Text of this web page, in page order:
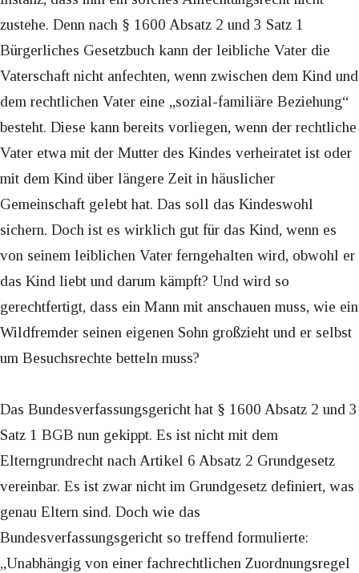
zustehe. Denn nach § 1600 Absatz 2 und 3 Satz 1
Bürgerliches Gesetzbuch kann der leibliche Vater die
Vaterschaft nicht anfechten, wenn zwischen dem Kind und
dem rechtlichen Vater eine „sozial-familiäre Beziehung“
besteht. Diese kann bereits vorliegen, wenn der rechtliche
Vater etwa mit der Mutter des Kindes verheiratet ist oder
mit dem Kind über längere Zeit in häuslicher
Gemeinschaft gelebt hat. Das soll das Kindeswohl
sichern. Doch ist es wirklich gut für das Kind, wenn es
von seinem leiblichen Vater ferngehalten wird, obwohl er
das Kind liebt und darum kämpft? Und wird so
gerechtfertigt, dass ein Mann mit anschauen muss, wie ein
Wildfremder seinen eigenen Sohn großzieht und er selbst
um Besuchsrechte betteln muss?
Das Bundesverfassungsgericht hat § 1600 Absatz 2 und 3
Satz 1 BGB nun gekippt. Es ist nicht mit dem
Elterngrundrecht nach Artikel 6 Absatz 2 Grundgesetz
vereinbar. Es ist zwar nicht im Grundgesetz definiert, was
genau Eltern sind. Doch wie das
Bundesverfassungsgericht so treffend formulierte:
„Unabhängig von einer fachrechtlichen Zuordnungsregel